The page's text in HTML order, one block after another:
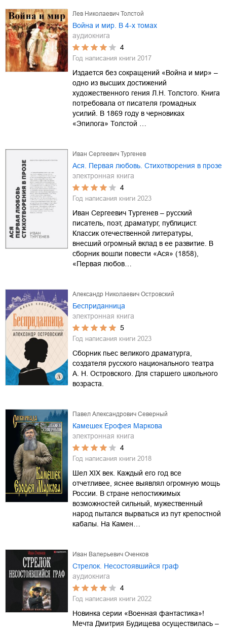
Лев Николаевич Толстой
Война и мир. В 4-х томах
аудиокнига
4
Год написания книги 2017
Издается без сокращений «Война и мир» –
одно из высших достижений
художественного гения Л.Н. Толстого. Книга
потребовала от писателя громадных
усилий. В 1869 году в черновиках
«Эпилога» Толстой …
Иван Сергеевич Тургенев
Ася. Первая любовь. Стихотворения в прозе
электронная книга
4
Год написания книги 2023
Иван Сергеевич Тургенев – русский
писатель, поэт, драматург, публицист.
Классик отечественной литературы,
внесший огромный вклад в ее развитие. В
сборник вошли повести «Ася» (1858),
«Первая любов…
Александр Николаевич Островский
Бесприданница
электронная книга
5
Год написания книги 2023
Сборник пьес великого драматурга,
создателя русского национального театра
А. Н. Островского. Для старшего школьного
возраста.
Павел Александрович Северный
Камешек Ерофея Маркова
электронная книга
4
Год написания книги 2018
Шел XIX век. Каждый его год все
отчетливее, яснее выявлял огромную мощь
России. В стране непостижимых
возможностей сильный, мужественный
народ пытался вырваться из пут крепостной
кабалы. На Камен…
Иван Валерьевич Оченков
Стрелок. Несостоявшийся граф
аудиокнига
4
Год написания книги 2022
Новинка серии «Военная фантастика»!
Мечта Дмитрия Будищева осуществилась –